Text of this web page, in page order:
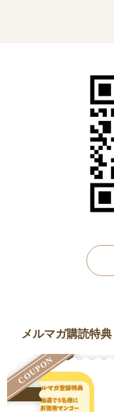
メルマガ購読特典
COUPON